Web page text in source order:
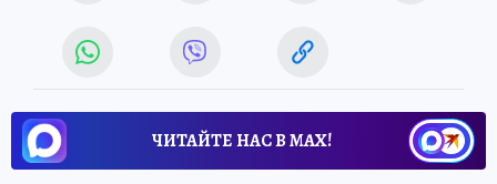
ЧИТАЙТЕ НАС В МАХ!